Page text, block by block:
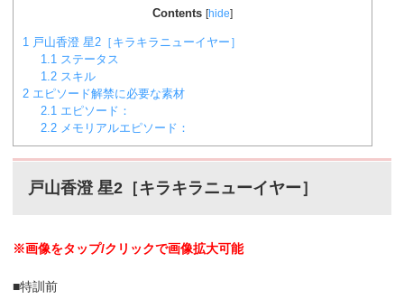
Contents [hide]
1 戸山香澄 星2［キラキラニューイヤー］
1.1 ステータス
1.2 スキル
2 エピソード解禁に必要な素材
2.1 エピソード：
2.2 メモリアルエピソード：
戸山香澄 星2［キラキラニューイヤー］
※画像をタップ/クリックで画像拡大可能
■特訓前